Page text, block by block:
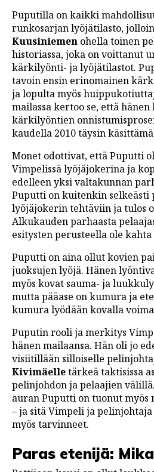
Puputilla on kaikki
runkosarjan lyöjätilasto,
Kuusiniemen ohella toinen
historiassa, joka on voittanut
kärkilyönti- ja lyöjätilastot.
tavoin ensin erinomainen
ja lopulta myös
mailassa kertoo se, että
kärkilyöntien
kaudella 2010 täysin
Monet odottivat, että Puputti
Vimpelissä lyöjäjokerina ja
edelleen yksi valtakunnan
Puputti on kuitenkin selkeästi
lyöjäjokerin tehtäviin ja tulos
Alkukauden parhaasta
esitysten perusteella ole kahta
Puputti on aina ollut kovien
juoksujen lyöjä. Hänen
myös kovat sauma- ja
mutta pääase on kumura ja
kumura lyödään kovalla
Puputin rooli ja merkitys
hänen mailaansa. Hän oli jo
visiitillään silloiselle
Kivimäelletärkeä taktisissa
pelinjohdon ja pelaajien
auran Puputti on tuonut
– ja sitä Vimpeli ja pelinjohtaja
myös tarvinneet.
Paras etenijä: